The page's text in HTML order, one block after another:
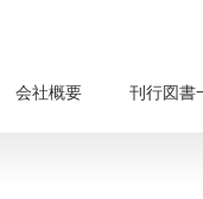
会社概要 刊行図書